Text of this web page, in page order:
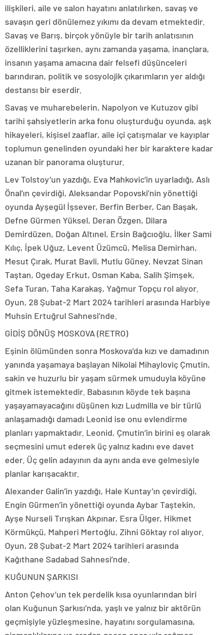
ilişkileri, aile ve salon hayatını anlatılırken, savaş ve
savaşın geri dönülemez yıkımı da devam etmektedir.
Savaş ve Barış, birçok yönüyle bir tarih anlatısının
özelliklerini taşırken, aynı zamanda yaşama, inançlara,
insanın yaşama amacına dair felsefi düşünceleri
barındıran, politik ve sosyolojik çıkarımların yer aldığı
destansı bir eserdir.
Savaş ve muharebelerin, Napolyon ve Kutuzov gibi
tarihi şahsiyetlerin arka fonu oluşturduğu oyunda, aşk
hikayeleri, kişisel zaaflar, aile içi çatışmalar ve kayıplar
toplumun genelinden oyundaki her bir karaktere kadar
uzanan bir panorama oluşturur.
Lev Tolstoy’un yazdığı, Eva Mahkovic’in uyarladığı, Aslı
Önal’ın çevirdiği, Aleksandar Popovski’nin yönettiği
oyunda Ayşegül İşsever, Berfin Berber, Can Başak,
Defne Gürmen Yüksel, Deran Özgen, Dilara
Demirdüzen, Doğan Altınel, Ersin Bağcıoğlu, İlker Sami
Kılıç, İpek Uğuz, Levent Üzümcü, Melisa Demirhan,
Mesut Çırak, Murat Bavli, Mutlu Güney, Nevzat Sinan
Taştan, Ogeday Erkut, Osman Kaba, Salih Şimşek,
Sefa Turan, Taha Karakaş, Yağmur Topçu rol alıyor.
Oyun, 28 Şubat-2 Mart 2024 tarihleri arasında Harbiye
Muhsin Ertuğrul Sahnesi’nde.
GİDİŞ DÖNÜŞ MOSKOVA (RETRO)
Eşinin ölümünden sonra Moskova’da kızı ve damadının
yanında yaşamaya başlayan Nikolai Mihayloviç Çmutin,
sakin ve huzurlu bir yaşam sürmek umuduyla köyüne
gitmek istemektedir. Babasının köyde tek başına
yaşayamayacağını düşünen kızı Ludmilla ve bir türlü
anlaşamadığı damadı Leonid ise onu evlendirme
planları yapmaktadır. Leonid, Çmutin’in birini eş olarak
seçmesini umut ederek üç yalnız kadını eve davet
eder. Üç gelin adayının da aynı anda eve gelmesiyle
planlar karışacaktır.
Alexander Galin’in yazdığı, Hale Kuntay’ın çevirdiği,
Engin Gürmen’in yönettiği oyunda Aybar Taştekin,
Ayşe Nurseli Tırışkan Akpınar, Esra Ülger, Hikmet
Körmükçü, Mahperi Mertoğlu, Zihni Göktay rol alıyor.
Oyun, 28 Şubat-2 Mart 2024 tarihleri arasında
Kağıthane Sadabad Sahnesi’nde.
KUĞUNUN ŞARKISI
Anton Çehov’un tek perdelik kısa oyunlarından biri
olan Kuğunun Şarkısı’nda, yaşlı ve yalnız bir aktörün
geçmişiyle yüzleşmesine, hayatını sorgulamasına,